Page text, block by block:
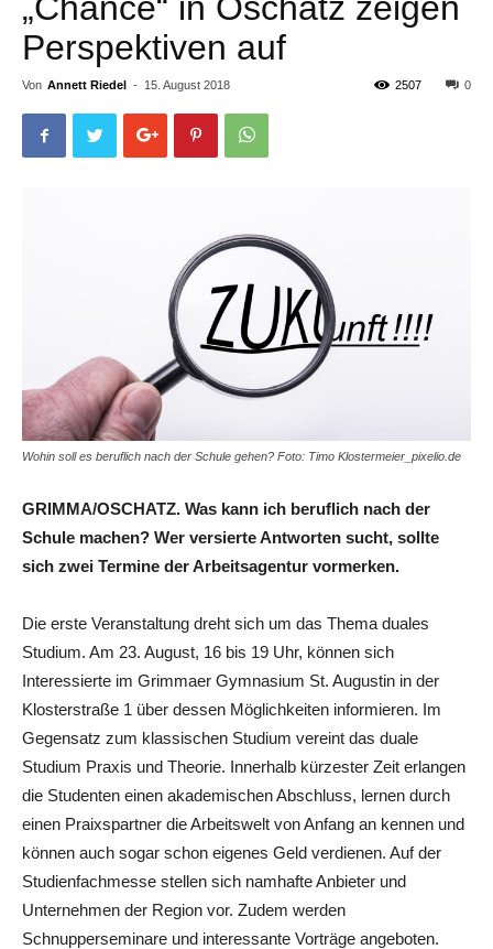
Perspektiven auf
Von Annett Riedel - 15. August 2018 0
2507
Wohin soll es beruflich nach der Schule gehen? Foto: Timo Klostermeier_pixelio.de
GRIMMA/OSCHATZ. Was kann ich beruflich nach der
Schule machen? Wer versierte Antworten sucht, sollte
sich zwei Termine der Arbeitsagentur vormerken.
Die erste Veranstaltung dreht sich um das Thema duales
Studium. Am 23. August, 16 bis 19 Uhr, können sich
Interessierte im Grimmaer Gymnasium St. Augustin in der
Klosterstraße 1 über dessen Möglichkeiten informieren. Im
Gegensatz zum klassischen Studium vereint das duale
Studium Praxis und Theorie. Innerhalb kürzester Zeit erlangen
die Studenten einen akademischen Abschluss, lernen durch
einen Praixspartner die Arbeitswelt von Anfang an kennen und
können auch sogar schon eigenes Geld verdienen. Auf der
Studienfachmesse stellen sich namhafte Anbieter und
Unternehmen der Region vor. Zudem werden
Schnupperseminare und interessante Vorträge angeboten.